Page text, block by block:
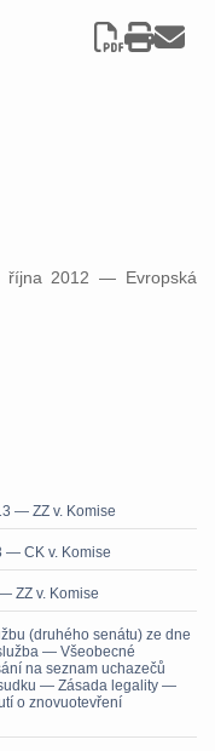
října 2012 — Evropská
— ZZ v. Komise
— CK v. Komise
ZZ v. Komise
(druhého senátu) ze dne
— Všeobecné
na seznam uchazečů
— Zásada legality —
o znovuotevření